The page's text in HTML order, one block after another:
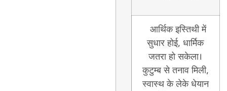
आर्थिक इस्तिथी में
सुधार होई, धार्मिक
जतरा हो सकेला।
कुटुम्ब से तनाव मिली,
स्वास्थ के लेके धेयान